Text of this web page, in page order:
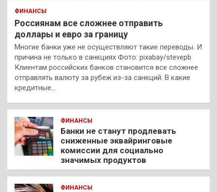
ФИНАНСЫ
Россиянам все сложнее отправить
доллары и евро за границу
Многие банки уже не осуществляют такие переводы. И
причина не только в санкциях Фото: pixabay/stevepb
Клиентам российских банков становится все сложнее
отправлять валюту за рубеж из-за санкций. В какие
кредитные…
ФИНАНСЫ
Банки не станут продлевать
сниженные эквайринговые
комиссии для социально
значимых продуктов
ФИНАНСЫ